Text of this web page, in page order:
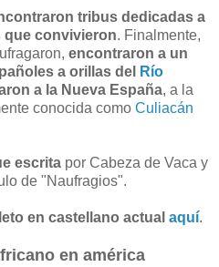
tribus dedicadas a
que convivieron. Finalmente,
encontraron a un
a orillas del
Río
a la Nueva España, a la
conocida como Culiacán
escrita por Cabeza de Vaca y
de "Naufragios".
en castellano actual aquí.
en américa